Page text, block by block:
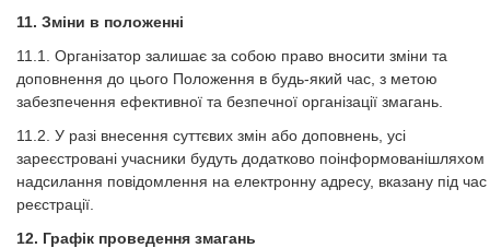
11. Зміни в положенні
11.1. Організатор залишає за собою право вносити зміни та
доповнення до цього Положення в будь-який час, з метою
забезпечення ефективної та безпечної організації змагань.
11.2. У разі внесення суттєвих змін або доповнень, усі
зареєстровані учасники будуть додатково поінформованішляхом
надсилання повідомлення на електронну адресу, вказану під час
реєстрації.
12. Графік проведення змагань